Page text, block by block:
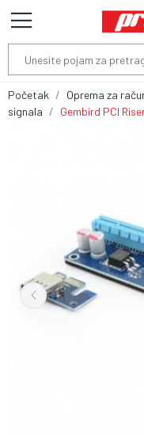
Početak Oprema za
signala
Gembird PCI